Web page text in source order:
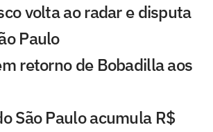
volta ao radar e disputa
Paulo
retorno de Bobadilla aos
São Paulo acumula R$